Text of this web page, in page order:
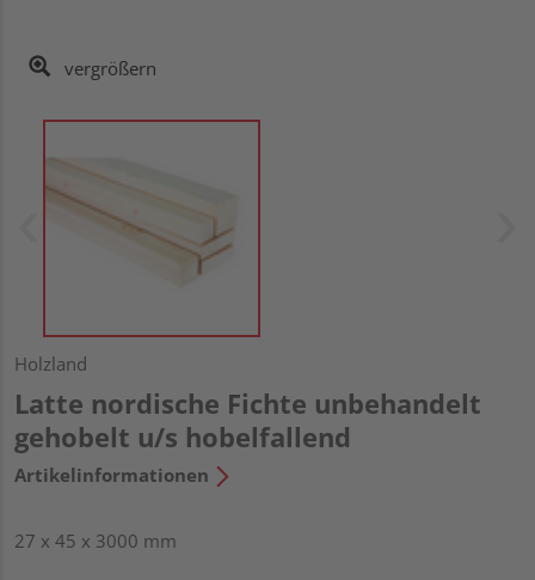
vergrößern
Holzland
Latte nordische Fichte unbehandelt
gehobelt u/s hobelfallend
Artikelinformationen
27 x 45 x 3000 mm